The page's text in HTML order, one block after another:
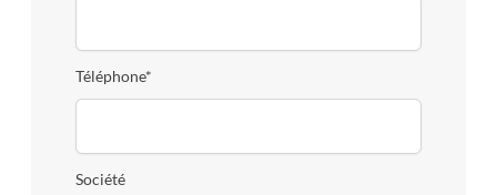
Téléphone*
Société